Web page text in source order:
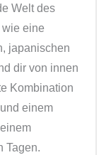
Welt des
eine
japanischen
dir von innen
Kombination
einem
Tagen.